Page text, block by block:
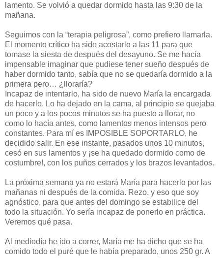
lamento. Se volvió a quedar dormido hasta las 9:30 de la
mañana.
Seguimos con la “terapia peligrosa”, como prefiero llamarla.
El momento crítico ha sido acostarlo a las 11 para que
tomase la siesta de después del desayuno. Se me hacía
impensable imaginar que pudiese tener sueño después de
haber dormido tanto, sabía que no se quedaría dormido a la
primera pero… ¿lloraría?
Incapaz de intentarlo, ha sido de nuevo María la encargada
de hacerlo. Lo ha dejado en la cama, al principio se quejaba
un poco y a los pocos minutos se ha puesto a llorar, no
como lo hacía antes, como lamentos menos intensos pero
constantes. Para mí es IMPOSIBLE SOPORTARLO, he
decidido salir. En ese instante, pasados unos 10 minutos,
cesó en sus lamentos y ¡se ha quedado dormido como de
costumbre!, con los puños cerrados y los brazos levantados.
La próxima semana ya no estará María para hacerlo por las
mañanas ni después de la comida. Rezo, y eso que soy
agnóstico, para que antes del domingo se estabilice del
todo la situación. Yo sería incapaz de ponerlo en práctica.
Veremos qué pasa.
Al mediodía he ido a correr, María me ha dicho que se ha
comido todo el puré que le había preparado, unos 250 gr. A